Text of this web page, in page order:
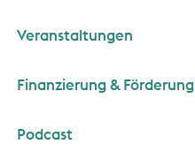
Veranstaltungen
Finanzierung & Förderung
Podcast